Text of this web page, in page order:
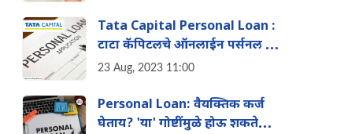
Tata Capital Personal Loan :
टाटा कॅपिटलचे ऑनलाईन पर्सनल लोन
काढायचे आहे? जाणून घ्या अर्जाची
23 Aug, 2023 11:00
Personal Loan: वैयक्तिक कर्ज
घेताय? 'या' गोष्टींमुळे होऊ शकते